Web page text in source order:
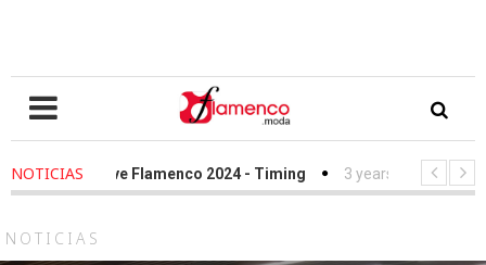
NOTICIAS
- We Love Flamenco 2024 - Timing 3 years ago
Simof
NOTICIAS